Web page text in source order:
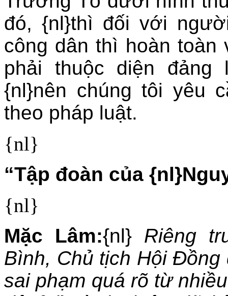
đó, {nl}thì đối với
công dân thì hoàn toàn
phải thuộc diện
{nl}nên chúng tôi yêu
theo pháp luật.
{nl}
“Tập đoàn của
{nl}
Mặc Lâm:{nl} Riêng
Bình, Chủ tịch Hội Ðồng
sai phạm quá rõ từ